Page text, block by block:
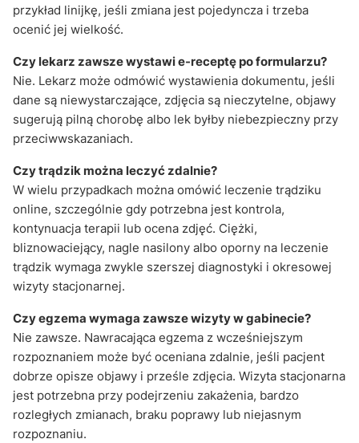
przykład linijkę, jeśli zmiana jest pojedyncza i trzeba
ocenić jej wielkość.
Czy lekarz zawsze wystawi e-receptę po formularzu?
Nie. Lekarz może odmówić wystawienia dokumentu, jeśli
dane są niewystarczające, zdjęcia są nieczytelne, objawy
sugerują pilną chorobę albo lek byłby niebezpieczny przy
przeciwwskazaniach.
Czy trądzik można leczyć zdalnie?
W wielu przypadkach można omówić leczenie trądziku
online, szczególnie gdy potrzebna jest kontrola,
kontynuacja terapii lub ocena zdjęć. Ciężki,
bliznowaciejący, nagle nasilony albo oporny na leczenie
trądzik wymaga zwykle szerszej diagnostyki i okresowej
wizyty stacjonarnej.
Czy egzema wymaga zawsze wizyty w gabinecie?
Nie zawsze. Nawracająca egzema z wcześniejszym
rozpoznaniem może być oceniana zdalnie, jeśli pacjent
dobrze opisze objawy i prześle zdjęcia. Wizyta stacjonarna
jest potrzebna przy podejrzeniu zakażenia, bardzo
rozległych zmianach, braku poprawy lub niejasnym
rozpoznaniu.